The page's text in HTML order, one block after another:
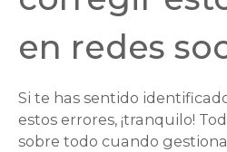
en redes
Si te has sentido
estos errores, ¡tranquilo!
sobre todo cuando